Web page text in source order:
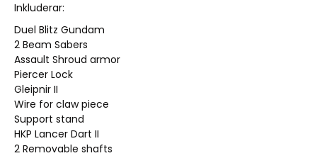
Inkluderar:
Duel Blitz Gundam
2 Beam Sabers
Assault Shroud armor
Piercer Lock
Gleipnir II
Wire for claw piece
Support stand
HKP Lancer Dart II
2 Removable shafts